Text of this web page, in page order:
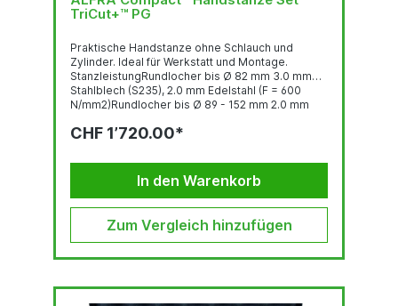
TriCut+™ PG
Praktische Handstanze ohne Schlauch und
Zylinder. Ideal für Werkstatt und Montage.
StanzleistungRundlocher bis Ø 82 mm 3.0 mm
Stahlblech (S235), 2.0 mm Edelstahl (F = 600
N/mm2)Rundlocher bis Ø 89 - 152 mm 2.0 mm
N/mm2)Quadratlocher bis 68 x 68 mm 3.0 mm
N/mm2)Quadratlocher bis 92 x 92 2.0 mm
Stahlblech (S235), 1.5 mm Edelstahl (F = 600
N/mm2)Stanzkraft: 75 kNBetriebsdruck...
CHF 1’720.00*
In den Warenkorb
Zum Vergleich hinzufügen